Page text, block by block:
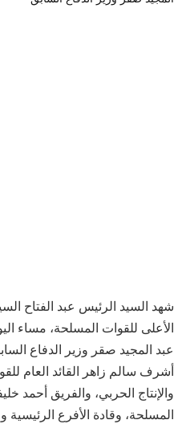
شهد السيد الرئيس عبد الفتاح
الأعلى للقوات المسلحة، مساء
عبد المجيد صقر وزير الدفاع
أشرف سالم زاهر القائد العام
والإنتاج الحربي، والفريق أحمد
المسلحة، وقادة الأفرع